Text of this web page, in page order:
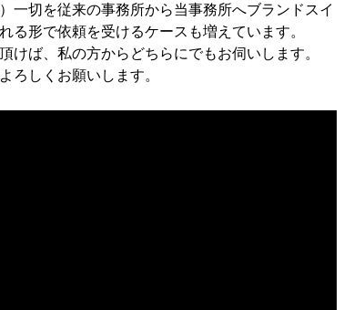
一切を従来の事務所から当事務所へブランドスイ
る形で依頼を受けるケースも増えています。
けば、私の方からどちらにでもお伺いします。
ろしくお願いします。